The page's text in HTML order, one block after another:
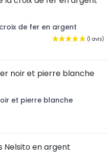
de fer en argent
et pierre blanche